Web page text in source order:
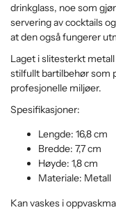
drinkglass, noe som
servering av cocktails
at den også fungerer
Laget i slitesterkt
stilfullt bartilbehør som
profesjonelle miljøer.
Spesifikasjoner:
Lengde: 16,8 cm
Bredde: 7,7 cm
Høyde: 1,8 cm
Materiale: Metall
Kan vaskes i